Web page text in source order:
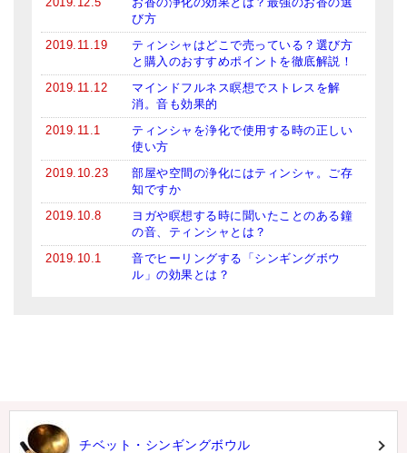
び方
2019.11.19
ティンシャはどこで売っている？選び方
と購入のおすすめポイントを徹底解説！
2019.11.12
マインドフルネス瞑想でストレスを解
消。音も効果的
2019.11.1
ティンシャを浄化で使用する時の正しい
使い方
2019.10.23
部屋や空間の浄化にはティンシャ。ご存
知ですか
2019.10.8
ヨガや瞑想する時に聞いたことのある鐘
の音、ティンシャとは？
2019.10.1
音でヒーリングする「シンギングボウ
ル」の効果とは？
チベット・シンギングボウル